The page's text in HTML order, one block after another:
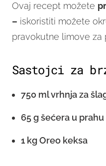
Ovaj recept možete
– iskoristiti možete
pravokutne limove za
Sastojci za
750 ml vrhnja za
65 g šećera u prahu
1 kg Oreo keksa